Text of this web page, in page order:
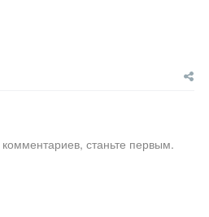
станьте первым.